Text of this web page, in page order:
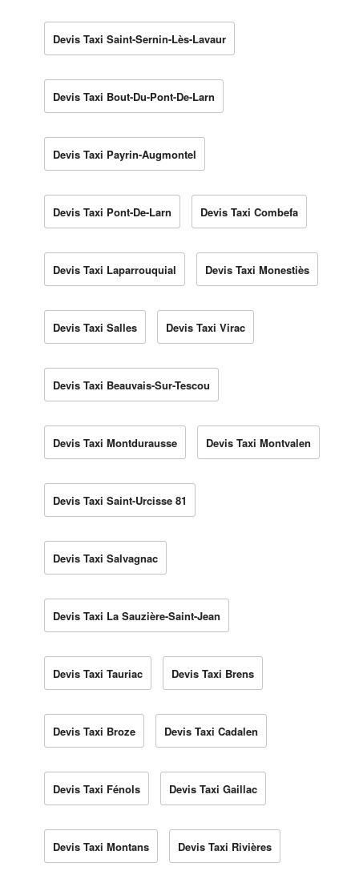
Devis Taxi Saint-Sernin-Lès-Lavaur
Devis Taxi Bout-Du-Pont-De-Larn
Devis Taxi Payrin-Augmontel
Devis Taxi Pont-De-Larn Devis Taxi Combefa
Devis Taxi Laparrouquial Devis Taxi Monestiès
Devis Taxi Salles Devis Taxi Virac
Devis Taxi Beauvais-Sur-Tescou
Devis Taxi Montdurausse Devis Taxi Montvalen
Devis Taxi Saint-Urcisse 81
Devis Taxi Salvagnac
Devis Taxi La Sauzière-Saint-Jean
Devis Taxi Tauriac Devis Taxi Brens
Devis Taxi Broze Devis Taxi Cadalen
Devis Taxi Fénols Devis Taxi Gaillac
Devis Taxi Montans Devis Taxi Rivières